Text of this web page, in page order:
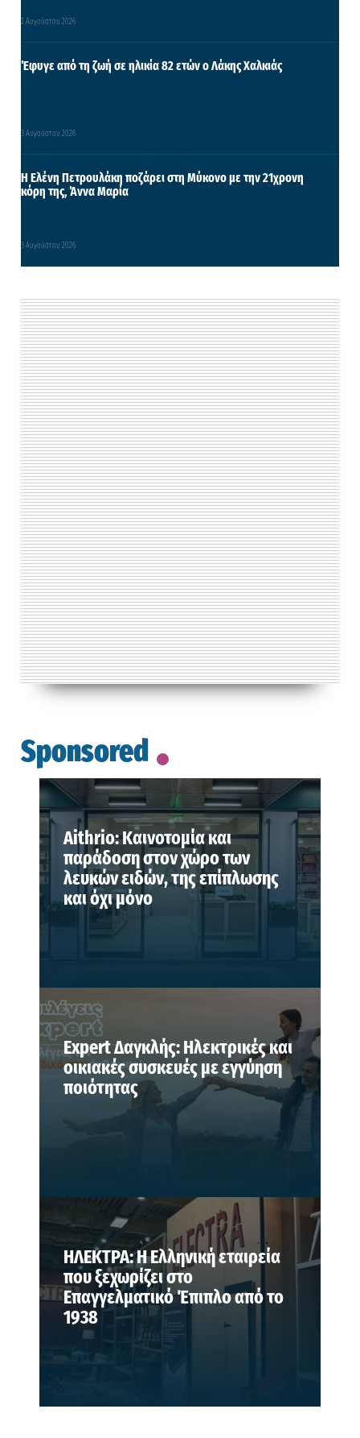
2 Αυγούστου 2026
Έφυγε από τη ζωή σε ηλικία 82 ετών ο Λάκης Χαλκιάς
3 Αυγούστου 2026
Η Ελένη Πετρουλάκη ποζάρει στη Μύκονο με την 21χρονη
κόρη της, Άννα Μαρία
3 Αυγούστου 2026
Sponsored
Aithrio: Καινοτομία και
παράδοση στον χώρο των
λευκών ειδών, της επίπλωσης
και όχι μόνο
Expert Δαγκλής: Ηλεκτρικές και
οικιακές συσκευές με εγγύηση
ποιότητας
ΗΛΕΚΤΡΑ: Η Ελληνική εταιρεία
που ξεχωρίζει στο
Επαγγελματικό Έπιπλο από το
1938